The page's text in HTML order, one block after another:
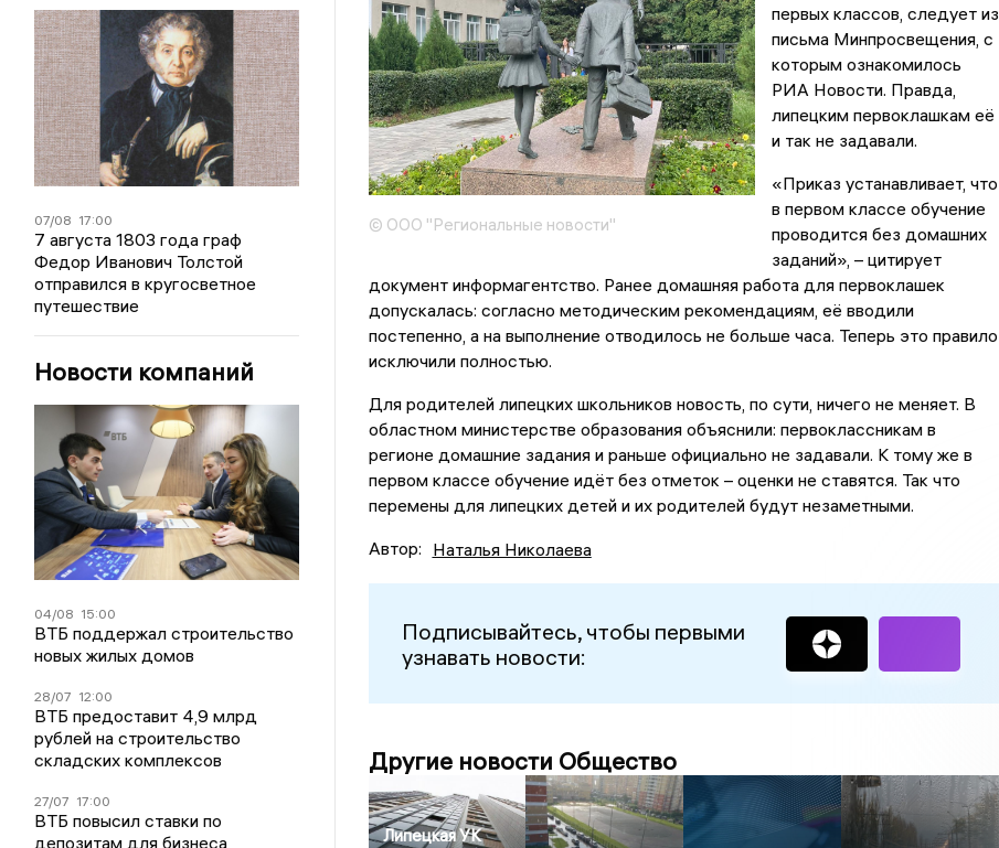
07/08 17:00
7 августа 1803 года граф
Федор Иванович Толстой
отправился в кругосветное
путешествие
Новости компаний
04/08 15:00
ВТБ поддержал строительство
новых жилых домов
28/07 12:00
ВТБ предоставит 4,9 млрд
рублей на строительство
складских комплексов
27/07 17:00
ВТБ повысил ставки по
депозитам для бизнеса
© ООО "Региональные новости"
первых классов, следует из
письма Минпросвещения, с
которым ознакомилось
РИА Новости. Правда,
липецким первоклашкам её
и так не задавали.
«Приказ устанавливает, что
в первом классе обучение
проводится без домашних
заданий», – цитирует
документ информагентство. Ранее домашняя работа для первоклашек
допускалась: согласно методическим рекомендациям, её вводили
постепенно, а на выполнение отводилось не больше часа. Теперь это правило
исключили полностью.
Для родителей липецких школьников новость, по сути, ничего не меняет. В
областном министерстве образования объяснили: первоклассникам в
регионе домашние задания и раньше официально не задавали. К тому же в
первом классе обучение идёт без отметок – оценки не ставятся. Так что
перемены для липецких детей и их родителей будут незаметными.
Автор: Наталья Николаева
Подписывайтесь, чтобы первыми
узнавать новости:
Другие новости Общество
Липецкая УК